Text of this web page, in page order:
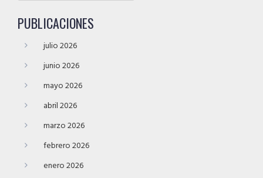
PUBLICACIONES
julio 2026
junio 2026
mayo 2026
abril 2026
marzo 2026
febrero 2026
enero 2026